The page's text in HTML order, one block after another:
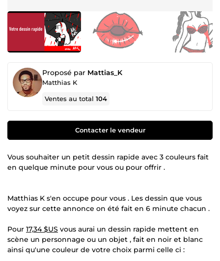
Proposé par Mattias_K
Matthias K
Ventes au total104
Contacter le vendeur
Vous souhaiter un petit dessin rapide avec 3 couleurs fait
en quelque minute pour vous ou pour offrir .
Matthias K s'en occupe pour vous . Les dessin que vous
voyez sur cette annonce on été fait en 6 minute chacun .
Pour 17,34 $US vous aurai un dessin rapide mettent en
scène un personnage ou un objet , fait en noir et blanc
ainsi qu'une couleur de votre choix parmi celle ci :